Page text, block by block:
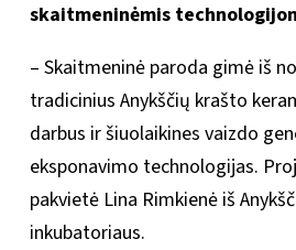
skaitmeninėmis
– Skaitmeninė paroda gimė iš
tradicinius Anykščių krašto
darbus ir šiuolaikines vaizdo
eksponavimo technologijas.
pakvietė Lina Rimkienė iš
inkubatoriaus.